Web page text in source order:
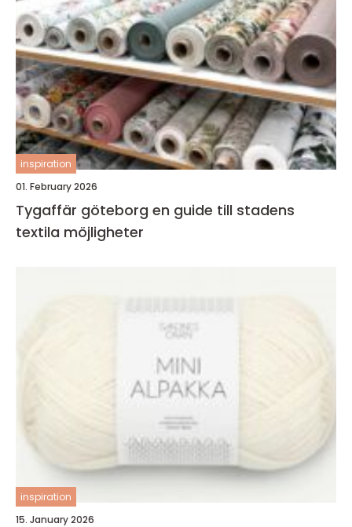
inspiration
01. February 2026
Tygaffär göteborg en guide till stadens
textila möjligheter
inspiration
15. January 2026